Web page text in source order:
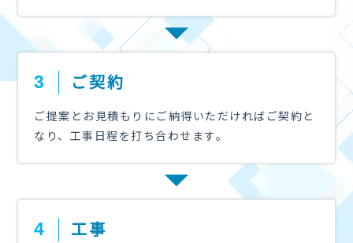
3 ご契約
ご提案とお見積もりにご納得いただければご契約と
なり、工事日程を打ち合わせます。
4 工事